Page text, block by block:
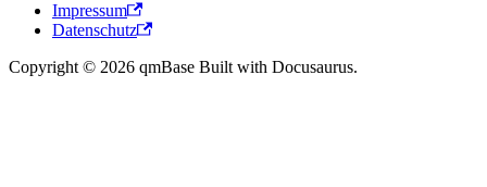
Impressum
Datenschutz
Copyright © 2026 qmBase Built with Docusaurus.